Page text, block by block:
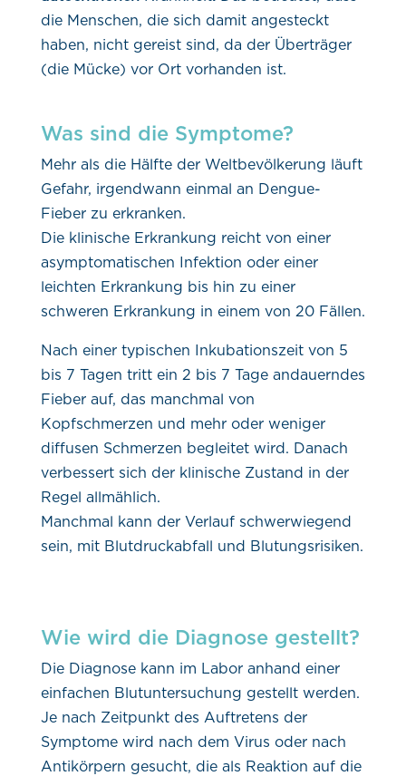
die Menschen, die sich damit angesteckt
haben, nicht gereist sind, da der Überträger
(die Mücke) vor Ort vorhanden ist.
Was sind die Symptome?
Mehr als die Hälfte der Weltbevölkerung läuft
Gefahr, irgendwann einmal an Dengue-
Fieber zu erkranken.
Die klinische Erkrankung reicht von einer
asymptomatischen Infektion oder einer
leichten Erkrankung bis hin zu einer
schweren Erkrankung in einem von 20 Fällen.
Nach einer typischen Inkubationszeit von 5
bis 7 Tagen tritt ein 2 bis 7 Tage andauerndes
Fieber auf, das manchmal von
Kopfschmerzen und mehr oder weniger
diffusen Schmerzen begleitet wird. Danach
verbessert sich der klinische Zustand in der
Regel allmählich.
Manchmal kann der Verlauf schwerwiegend
sein, mit Blutdruckabfall und Blutungsrisiken.
Wie wird die Diagnose gestellt?
Die Diagnose kann im Labor anhand einer
einfachen Blutuntersuchung gestellt werden.
Je nach Zeitpunkt des Auftretens der
Symptome wird nach dem Virus oder nach
Antikörpern gesucht, die als Reaktion auf die